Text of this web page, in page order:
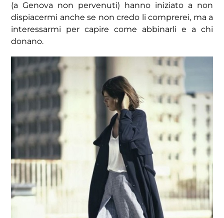
(a Genova non pervenuti) hanno iniziato a non
dispiacermi anche se non credo li comprerei, ma a
interessarmi per capire come abbinarli e a chi
donano.